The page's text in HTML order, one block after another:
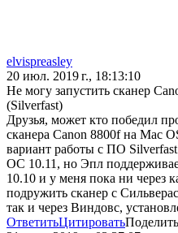
elvispreasley
20 июл. 2019 г., 18:13:10
Не могу запустить сканер
(Silverfast)
Друзья, может кто победил
сканера Canon 8800f на Mac
вариант работы с ПО
ОС 10.11, но Эпл
10.10 и у меня пока ни через
подружить сканер с
так и через Виндовс,
ОтветитьЦитировать